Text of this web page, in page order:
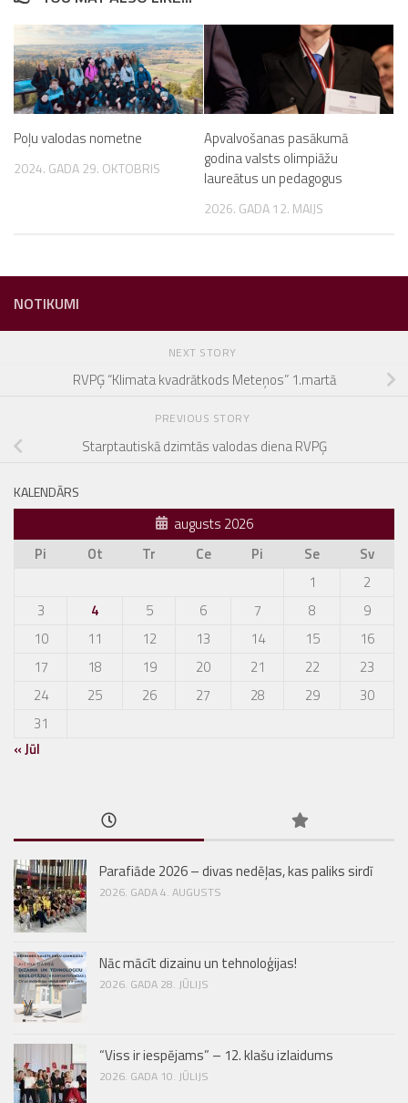
Poļu valodas nometne
2024. GADA 29. OKTOBRIS
Apvalvošanas pasākumā
godina valsts olimpiāžu
laureātus un pedagogus
2026. GADA 12. MAIJS
NOTIKUMI
NEXT STORY
RVPĢ “Klimata kvadrātkods Meteņos” 1.martā
PREVIOUS STORY
Starptautiskā dzimtās valodas diena RVPĢ
KALENDĀRS
augusts 2026
Pi
Ot Tr Ce Pi Se
Sv
1
2
3
4 5 6 7 8
9
10
11 12 13 14 15
16
17
18 19 20 21 22
23
24
25 26 27 28 29
30
31
« Jūl
Parafiāde 2026 – divas nedēļas, kas paliks sirdī
2026. GADA 4. AUGUSTS
Nāc mācīt dizainu un tehnoloģijas!
2026. GADA 28. JŪLIJS
“Viss ir iespējams” – 12. klašu izlaidums
2026. GADA 10. JŪLIJS